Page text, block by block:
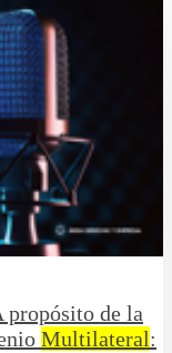
propósito de la
Multilateral: